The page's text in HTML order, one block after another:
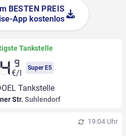
BESTEN PREIS
App kostenlos
Tankstelle
9
€/l
Super E5
Tankstelle
Str. Suhlendorf
19:04 Uhr